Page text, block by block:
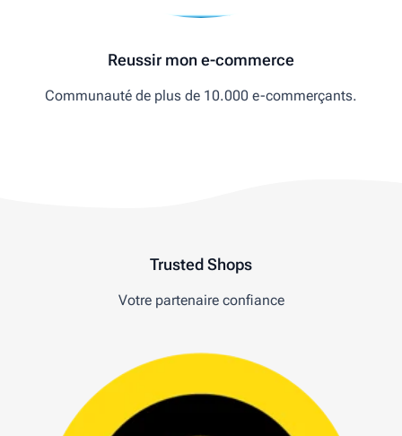
Reussir mon e-commerce
Communauté de plus de 10.000 e-commerçants.
Trusted Shops
Votre partenaire confiance